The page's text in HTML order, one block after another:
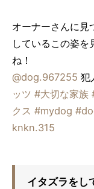
オーナーさんに見
しているこの姿を
ね！
@dog.967255 犯
ッツ #大切な家族
クス #mydog
knkn.315
イタズラをし